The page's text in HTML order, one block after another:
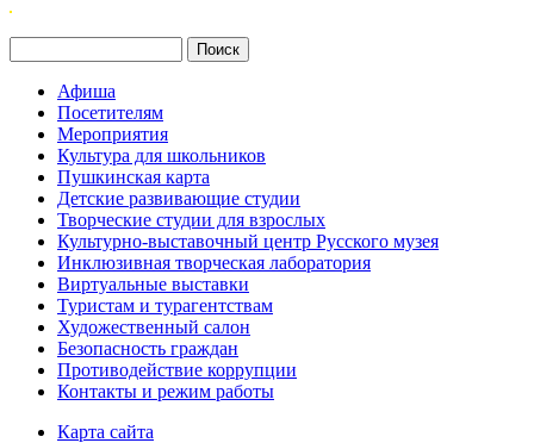
Афиша
Посетителям
Мероприятия
Культура для школьников
Пушкинская карта
Детские развивающие студии
Творческие студии для взрослых
Культурно-выставочный центр Русского музея
Инклюзивная творческая лаборатория
Виртуальные выставки
Туристам и турагентствам
Художественный салон
Безопасность граждан
Противодействие коррупции
Контакты и режим работы
Карта сайта